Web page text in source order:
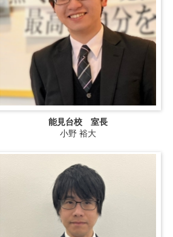
能見台校 室長
小野 裕大